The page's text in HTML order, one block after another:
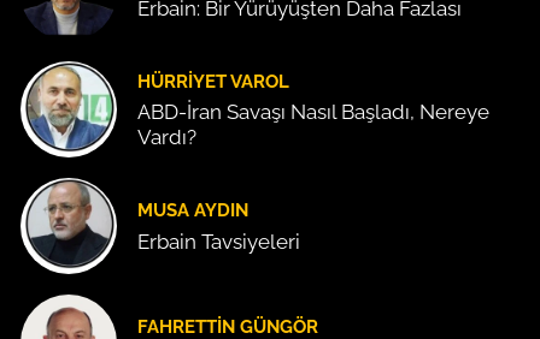
Erbain: Bir Yürüyüşten Daha Fazlası
HÜRRIYET VAROL
ABD-İran Savaşı Nasıl Başladı, Nereye
Vardı?
MUSA AYDIN
Erbain Tavsiyeleri
FAHRETTIN GÜNGÖR